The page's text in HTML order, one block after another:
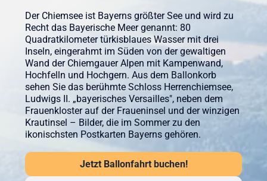
Der Chiemsee ist Bayerns größter See und wird zu
Recht das Bayerische Meer genannt: 80
Quadratkilometer türkisblaues Wasser mit drei
Inseln, eingerahmt im Süden von der gewaltigen
Wand der Chiemgauer Alpen mit Kampenwand,
Hochfelln und Hochgern. Aus dem Ballonkorb
sehen Sie das berühmte Schloss Herrenchiemsee,
Ludwigs II. „bayerisches Versailles", neben dem
Frauenkloster auf der Fraueninsel und der winzigen
Krautinsel – Bilder, die im Sommer zu den
ikonischsten Postkarten Bayerns gehören.
Jetzt Ballonfahrt buchen!